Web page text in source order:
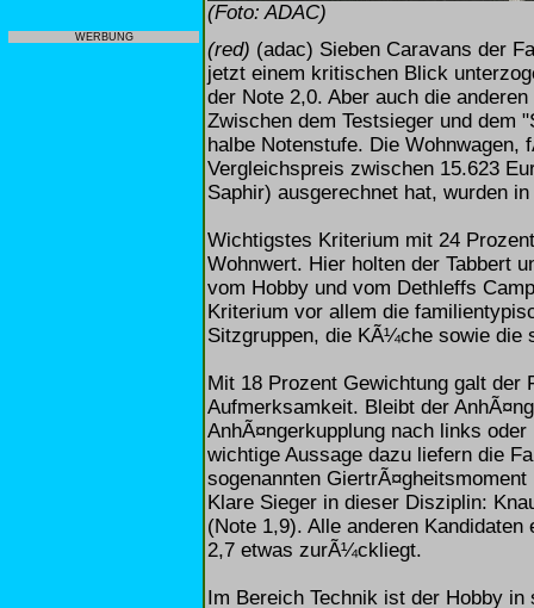
WERBUNG
(Foto: ADAC)
(red) (adac) Sieben Caravans der
jetzt einem kritischen Blick
der Note 2,0. Aber auch die
Zwischen dem Testsieger und dem
halbe Notenstufe. Die
Vergleichspreis zwischen 15.623
Saphir) ausgerechnet hat, wurden
Wichtigstes Kriterium mit 24
Wohnwert. Hier holten der Tabbert
vom Hobby und vom Dethleffs
Kriterium vor allem die
Sitzgruppen, die KÃ¼che sowie die
Mit 18 Prozent Gewichtung galt der
Aufmerksamkeit. Bleibt der
AnhÃ¤ngerkupplung nach links
wichtige Aussage dazu liefern die
sogenannten
Klare Sieger in dieser Disziplin:
(Note 1,9). Alle anderen
2,7 etwas zurÃ¼ckliegt.
Im Bereich Technik ist der Hobby